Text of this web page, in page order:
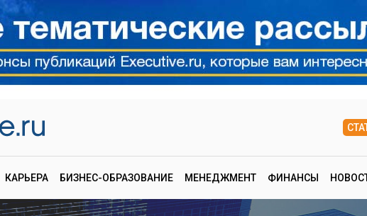
КАРЬЕРА БИЗНЕС-ОБРАЗОВАНИЕ МЕНЕДЖМЕНТ ФИНАНСЫ